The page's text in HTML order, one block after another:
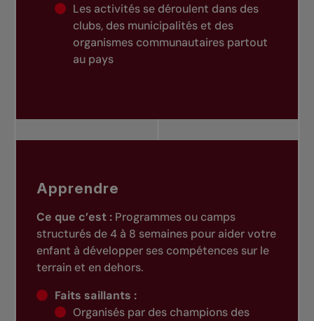
Les activités se déroulent dans des
clubs, des municipalités et des
organismes communautaires partout
au pays
Apprendre
Ce que c’est : Programmes ou camps
structurés de 4 à 8 semaines pour aider votre
enfant à développer ses compétences sur le
terrain et en dehors.
Faits saillants :
Organisés par des champions des